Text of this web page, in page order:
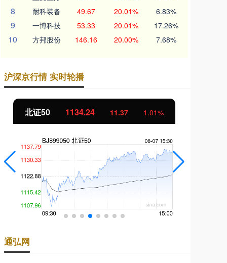
8 耐科装备 49.67 20.01% 6.83%
9 一博科技 53.33 20.01% 17.26%
10 方邦股份 146.16 20.00% 7.68%
沪深京行情 实时轮播
北证50 1134.24 11.37 1.01%
通弘网